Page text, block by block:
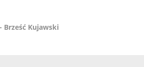
Brześć Kujawski